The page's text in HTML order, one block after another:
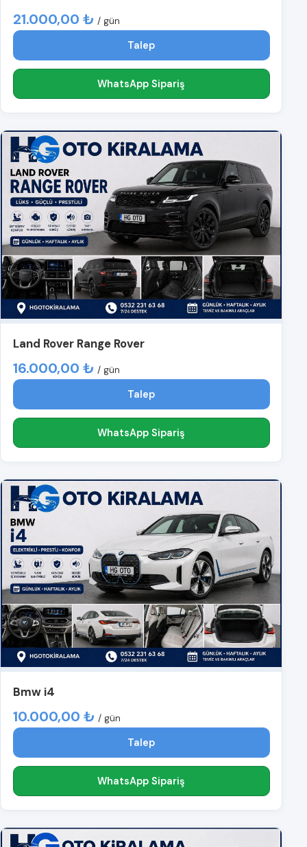
21.000,00 ₺ / gün
Talep
WhatsApp Sipariş
Land Rover Range Rover
16.000,00 ₺ / gün
Talep
WhatsApp Sipariş
Bmw i4
10.000,00 ₺ / gün
Talep
WhatsApp Sipariş